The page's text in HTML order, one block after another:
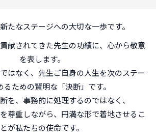
たなステージへの大切な一歩です。
献されてきた先生の功績に、心から敬意
を表します。
はなく、先生ご自身の人生を次のステー
るための賢明な「決断」です。
を、事務的に処理するのではなく、
尊重しながら、円満な形で着地させるこ
とが私たちの使命です。